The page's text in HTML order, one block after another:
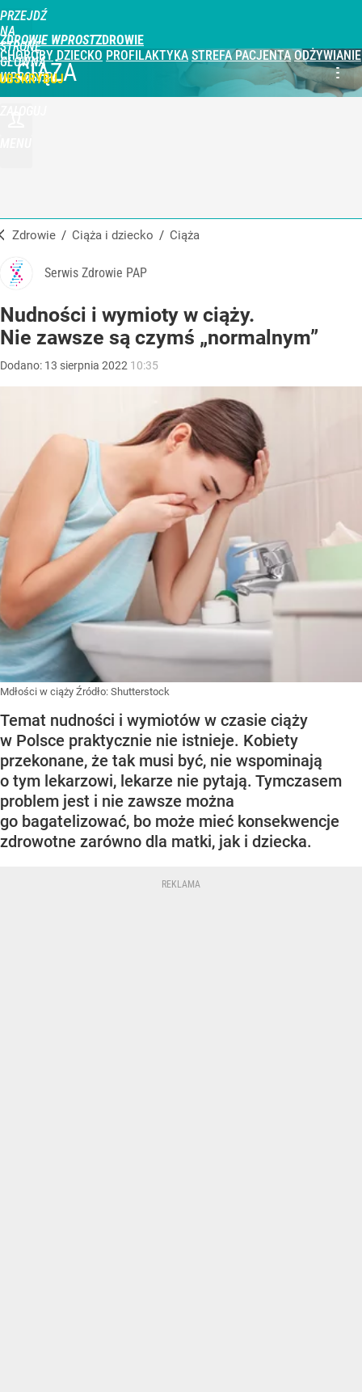
PRZEJDŹ
NA
STRONĘ
GŁÓWNĄ
WPROST.PL
ZDROWIE WPROST
CHOROBY DZIECKO PROFILAKTYKA STREFA PACJENTA ODŻYWIANIE
CIĄŻA
Zdrowie / Ciąża i dziecko / Ciąża
Serwis Zdrowie PAP
Nudności i wymioty w ciąży.
Nie zawsze są czymś „normalnym”
Dodano: 13 sierpnia 2022 10:35
Mdłości w ciąży Źródło: Shutterstock
Temat nudności i wymiotów w czasie ciąży
w Polsce praktycznie nie istnieje. Kobiety
przekonane, że tak musi być, nie wspominają
o tym lekarzowi, lekarze nie pytają. Tymczasem
problem jest i nie zawsze można
go bagatelizować, bo może mieć konsekwencje
zdrowotne zarówno dla matki, jak i dziecka.